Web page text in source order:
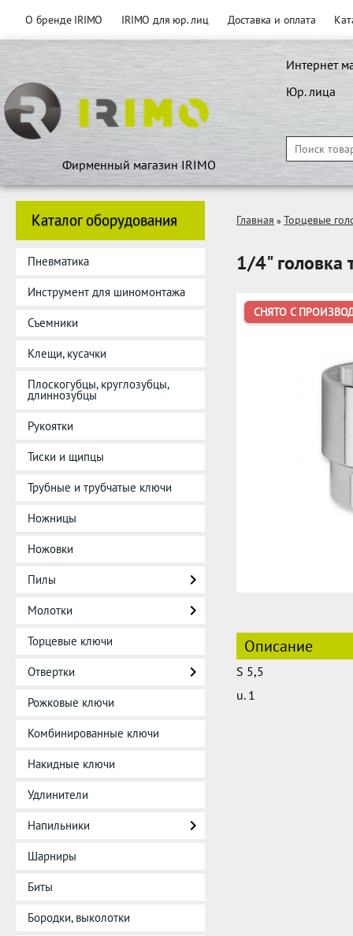
О бренде IRIMO IRIMO для юр. лиц Доставка и оплата
Фирменный магазин IRIMO
Интернет
Юр. лица
Каталог оборудования
Пневматика
Инструмент для шиномонтажа
Съемники
Клещи, кусачки
Плоскогубцы, круглозубцы,
длиннозубцы
Рукоятки
Тиски и щипцы
Трубные и трубчатые ключи
Ножницы
Ножовки
Пилы
Молотки
Торцевые ключи
Отвертки
Рожковые ключи
Комбинированные ключи
Накидные ключи
Удлинители
Напильники
Шарниры
Биты
Бородки, выколотки
Главная » Торцевые
1/4" головка
СНЯТО С
Описание
S 5,5
u. 1